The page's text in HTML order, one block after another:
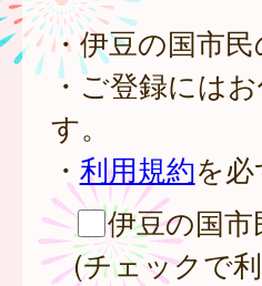
・伊豆の国市
・ご登録には
す。
・ 利用規約を
伊豆の国市
(チェックで